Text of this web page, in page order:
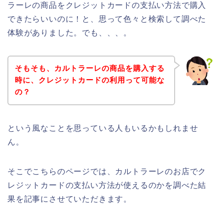
ラーレの商品をクレジットカードの支払い方法で購入
できたらいいのに！と、思って色々と検索して調べた
体験がありました。でも、、、。
そもそも、カルトラーレの商品を購入する
時に、クレジットカードの利用って可能な
の？
という風なことを思っている人もいるかもしれませ
ん。
そこでこちらのページでは、カルトラーレのお店でク
レジットカードの支払い方法が使えるのかを調べた結
果を記事にさせていただきます。